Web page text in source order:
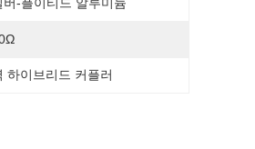
하이브리드 커플러